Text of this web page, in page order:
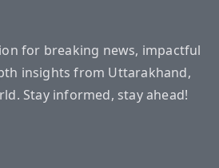
for breaking news, impactful
insights from Uttarakhand,
Stay informed, stay ahead!